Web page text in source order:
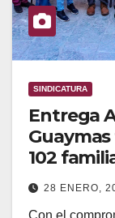
SINDICATURA
Entrega
102
28 ENERO,
Con el